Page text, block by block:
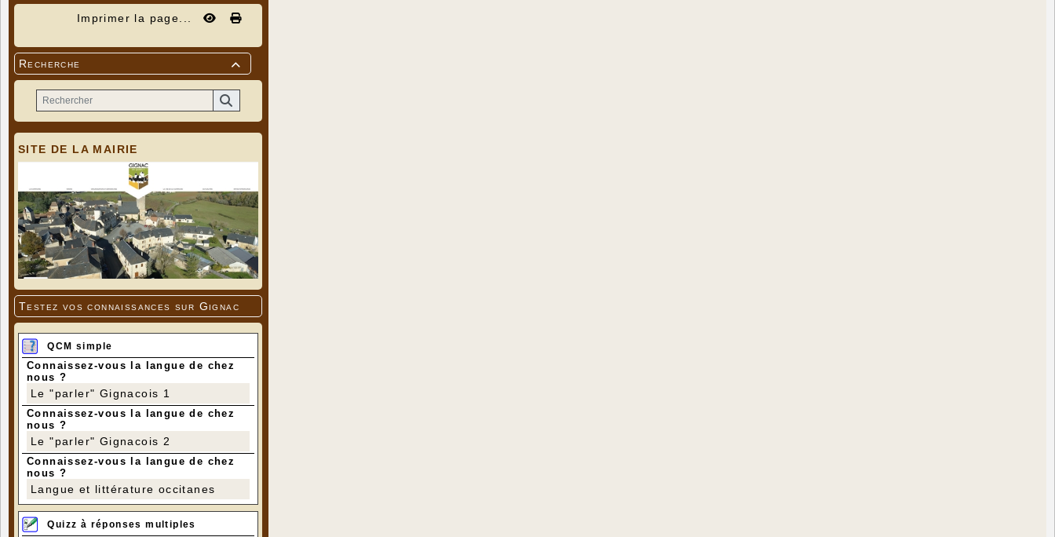
Imprimer la page...

Recherche
SITE DE LA MAIRIE
Testez vos connaissances sur Gignac
QCM simple
Connaissez-vous la langue de chez
nous ?
Le "parler" Gignacois 1
Connaissez-vous la langue de chez
nous ?
Le "parler" Gignacois 2
Connaissez-vous la langue de chez
nous ?
Langue et littérature occitanes
Quizz à réponses multiples